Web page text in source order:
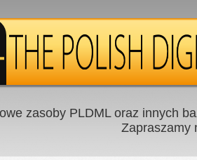
zasoby PLDML oraz innych
Zapraszamy